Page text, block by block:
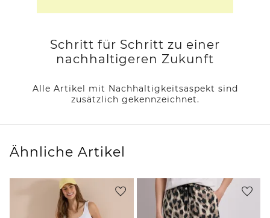
Schritt für Schritt zu einer
nachhaltigeren Zukunft
Alle Artikel mit Nachhaltigkeitsaspekt sind
zusätzlich gekennzeichnet.
Ähnliche Artikel